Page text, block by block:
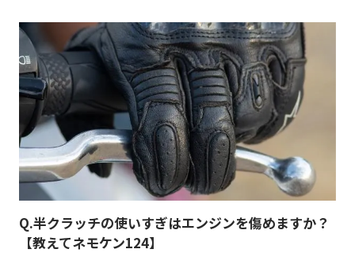
Q.半クラッチの使いすぎはエンジンを傷めますか？
【教えてネモケン124】